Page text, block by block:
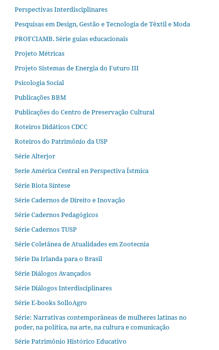
Perspectivas Interdisciplinares
Pesquisas em Design, Gestão e Tecnologia de Têxtil e Moda
PROFCIAMB. Série guias educacionais
Projeto Métricas
Projeto Sistemas de Energia do Futuro III
Psicologia Social
Publicações BBM
Publicações do Centro de Preservação Cultural
Roteiros Didáticos CDCC
Roteiros do Patrimônio da USP
Série Alterjor
Serie América Central en Perspectiva Ístmica
Série Biota Síntese
Série Cadernos de Direito e Inovação
Série Cadernos Pedagógicos
Série Cadernos TUSP
Série Coletânea de Atualidades em Zootecnia
Série Da Irlanda para o Brasil
Série Diálogos Avançados
Série Diálogos Interdisciplinares
Série E-books SolloAgro
Série: Narrativas contemporâneas de mulheres latinas no
poder, na política, na arte, na cultura e comunicação
Série Patrimônio Histórico Educativo